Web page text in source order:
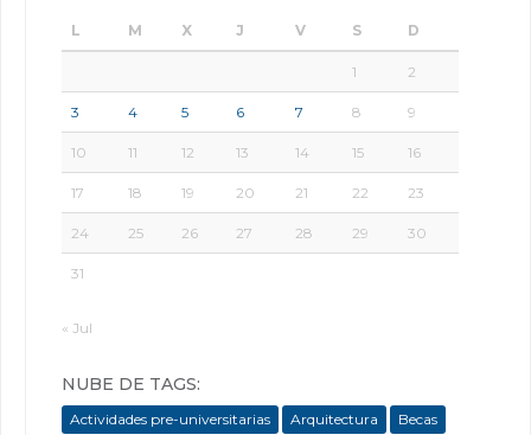
L M X J V S D
1 2
3 4 5 6 7 8 9
10 11 12 13 14 15 16
17 18 19 20 21 22 23
24 25 26 27 28 29 30
31
« Jul
NUBE DE TAGS:
Actividades pre-universitarias Arquitectura
Becas